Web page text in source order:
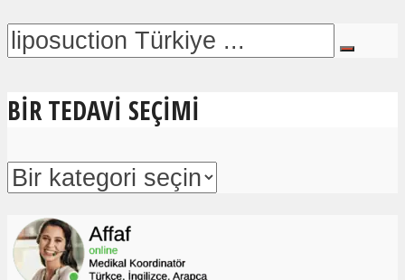
BIR TEDAVI SEÇIMI